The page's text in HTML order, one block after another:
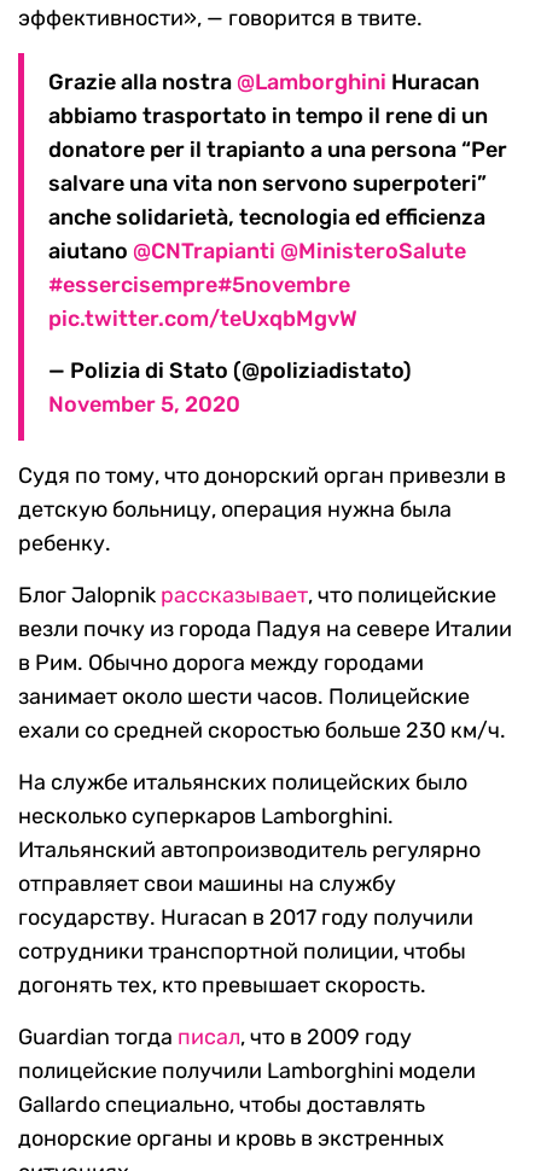
эффективности», — говорится в твите.
Grazie alla nostra @Lamborghini Huracan
abbiamo trasportato in tempo il rene di un
donatore per il trapianto a una persona “Per
salvare una vita non servono superpoteri”
anche solidarietà, tecnologia ed efficienza
aiutano @CNTrapianti @MinisteroSalute
#essercisempre#5novembre
pic.twitter.com/teUxqbMgvW
— Polizia di Stato (@poliziadistato)
November 5, 2020
Судя по тому, что донорский орган привезли в
детскую больницу, операция нужна была
ребенку.
Блог Jalopnik рассказывает, что полицейские
везли почку из города Падуя на севере Италии
в Рим. Обычно дорога между городами
занимает около шести часов. Полицейские
ехали со средней скоростью больше 230 км/ч.
На службе итальянских полицейских было
несколько суперкаров Lamborghini.
Итальянский автопроизводитель регулярно
отправляет свои машины на службу
государству. Huracan в 2017 году получили
сотрудники транспортной полиции, чтобы
догонять тех, кто превышает скорость.
Guardian тогда писал, что в 2009 году
полицейские получили Lamborghini модели
Gallardo специально, чтобы доставлять
донорские органы и кровь в экстренных